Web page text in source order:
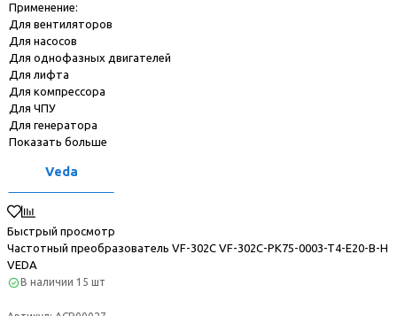
Применение:
Для вентиляторов
Для насосов
Для однофазных двигателей
Для лифта
Для компрессора
Для ЧПУ
Для генератора
Показать больше
Veda
Быстрый просмотр
Частотный преобразователь VF-302С VF-302C-PK75-0003-T4-E20-B-H
VEDA
В наличии 15 шт